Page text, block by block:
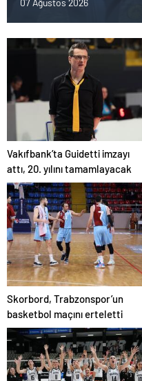
07 Ağustos 2026
Vakıfbank’ta Guidetti imzayı
attı, 20. yılını tamamlayacak
Skorbord, Trabzonspor’un
basketbol maçını erteletti